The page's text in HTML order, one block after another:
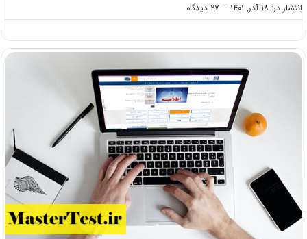
انتشار در: ۱۸ آذر, ۱۴۰۱ -- ۲۷ دیدگاه
on
پاسخ
سوالات
ثبت‌نام
کنکور
ارشد
۱۴۰۲